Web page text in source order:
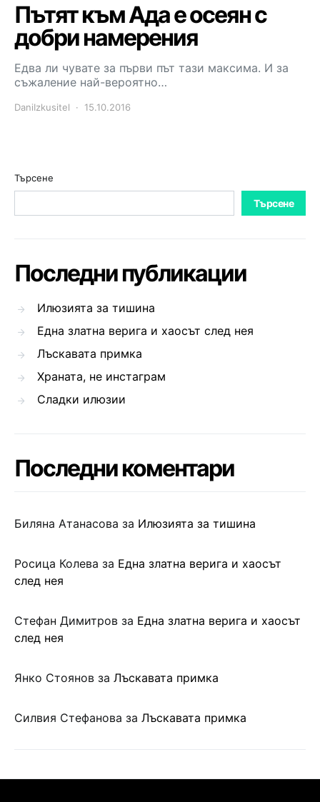
Пътят към Ада е осеян с
добри намерения
Едва ли чувате за първи път тази максима. И за
съжаление най-вероятно…
DaniIzkusitel 15.10.2016
Търсене
Търсене
Последни публикации
Илюзията за тишина
Една златна верига и хаосът след нея
Лъскавата примка
Храната, не инстаграм
Сладки илюзии
Последни коментари
Биляна Атанасова за Илюзията за тишина
Росица Колева за Една златна верига и хаосът
след нея
Стефан Димитров за Една златна верига и хаосът
след нея
Янко Стоянов за Лъскавата примка
Силвия Стефанова за Лъскавата примка